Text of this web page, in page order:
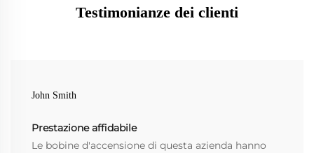
Testimonianze dei clienti
John Smith
Prestazione affidabile
Le bobine d'accensione di questa azienda hanno